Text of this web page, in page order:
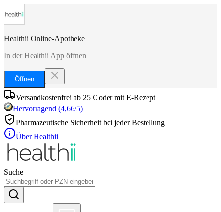
Healthii Online-Apotheke
In der Healthii App öffnen
Öffnen
Versandkostenfrei ab 25 € oder mit E-Rezept
Hervorragend (4,66/5)
Pharmazeutische Sicherheit bei jeder Bestellung
Über Healthii
Suche